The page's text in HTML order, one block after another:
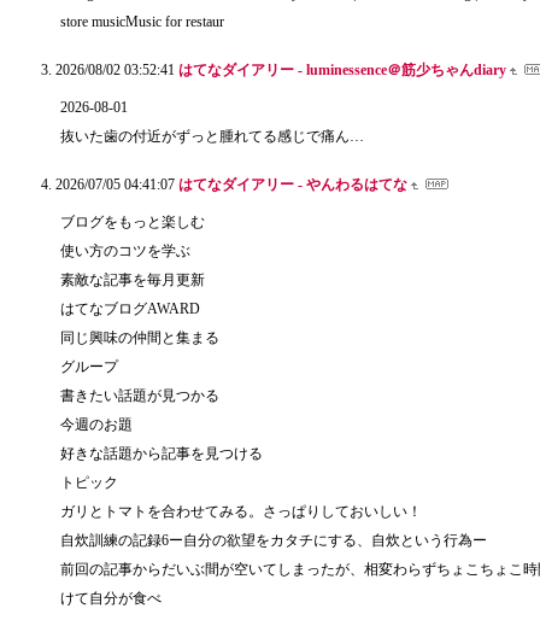
store musicMusic for restaur
2026/08/02 03:52:41 はてなダイアリー - luminessence＠筋少ちゃんdiary
2026-08-01
抜いた歯の付近がずっと腫れてる感じで痛ん…
2026/07/05 04:41:07 はてなダイアリー - やんわるはてな
ブログをもっと楽しむ
使い方のコツを学ぶ
素敵な記事を毎月更新
はてなブログAWARD
同じ興味の仲間と集まる
グループ
書きたい話題が見つかる
今週のお題
好きな話題から記事を見つける
トピック
ガリとトマトを合わせてみる。さっぱりしておいしい！
自炊訓練の記録6ー自分の欲望をカタチにする、自炊という行為ー
前回の記事からだいぶ間が空いてしまったが、相変わらずちょこちょこ
けて自分が食べ